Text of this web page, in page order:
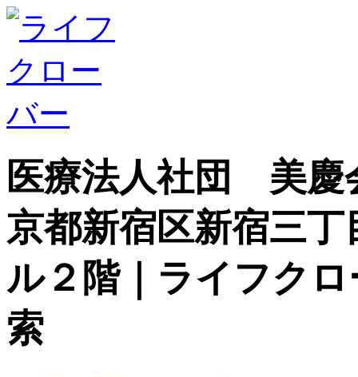
医療法人社団 美
京都新宿区新宿三
ル２階｜ライフク
索